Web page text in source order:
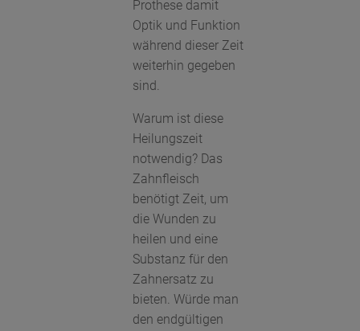
Prothese damit
Optik und Funktion
während dieser Zeit
weiterhin gegeben
sind.
Warum ist diese
Heilungszeit
notwendig? Das
Zahnfleisch
benötigt Zeit, um
die Wunden zu
heilen und eine
Substanz für den
Zahnersatz zu
bieten. Würde man
den endgültigen